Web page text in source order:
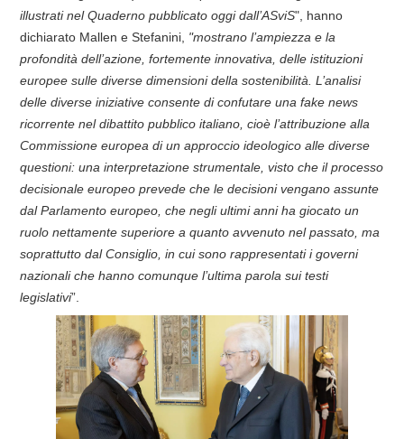
illustrati nel Quaderno pubblicato oggi dall’ASviS", hanno
dichiarato Mallen e Stefanini, "mostrano l’ampiezza e la
profondità dell’azione, fortemente innovativa, delle istituzioni
europee sulle diverse dimensioni della sostenibilità. L’analisi
delle diverse iniziative consente di confutare una fake news
ricorrente nel dibattito pubblico italiano, cioè l’attribuzione alla
Commissione europea di un approccio ideologico alle diverse
questioni: una interpretazione strumentale, visto che il processo
decisionale europeo prevede che le decisioni vengano assunte
dal Parlamento europeo, che negli ultimi anni ha giocato un
ruolo nettamente superiore a quanto avvenuto nel passato, ma
soprattutto dal Consiglio, in cui sono rappresentati i governi
nazionali che hanno comunque l’ultima parola sui testi
legislativi”.